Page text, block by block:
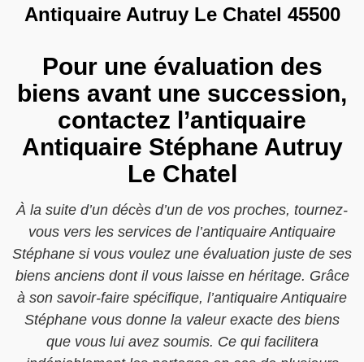
Antiquaire Autruy Le Chatel 45500
Pour une évaluation des
biens avant une succession,
contactez l’antiquaire
Antiquaire Stéphane Autruy
Le Chatel
À la suite d’un décès d’un de vos proches, tournez-
vous vers les services de l’antiquaire Antiquaire
Stéphane si vous voulez une évaluation juste de ses
biens anciens dont il vous laisse en héritage. Grâce
à son savoir-faire spécifique, l’antiquaire Antiquaire
Stéphane vous donne la valeur exacte des biens
que vous lui avez soumis. Ce qui facilitera